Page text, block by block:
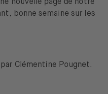
nouvelle page de notre
bonne semaine sur les
Clémentine Pougnet.